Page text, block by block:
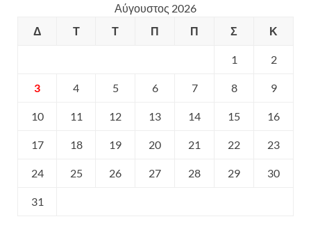
Αύγουστος 2026
Δ
Τ Τ Π Π Σ Κ
1 2
3 4 5 6 7 8 9
10 11 12 13 14 15 16
17 18 19 20 21 22 23
24 25 26 27 28 29 30
31